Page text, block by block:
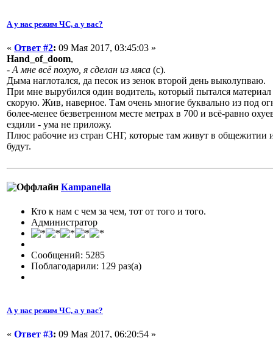
А у нас режим ЧС, а у вас?
« Ответ #2: 09 Мая 2017, 03:45:03 »
Hand_of_doom,
- А мне всё похую, я сделан из мяса (с).
Дыма наглотался, да песок из зенок второй день выколупваю.
При мне вырубился один водитель, который пытался
скорую. Жив, наверное. Там очень многие буквально из под
более-менее безветренном месте метрах в 700 и всё-равно
ездили - ума не приложу.
Плюс рабочие из стран СНГ, которые там живут в общежитии
будут.
Кampanella
Кто к нам с чем за чем, тот от того и того.
Администратор
Сообщений: 5285
Поблагодарили: 129 раз(а)
А у нас режим ЧС, а у вас?
« Ответ #3: 09 Мая 2017, 06:20:54 »